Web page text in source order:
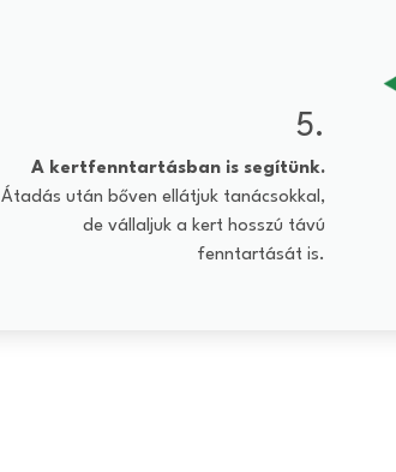
5.
A kertfenntartásban is segítünk.
Átadás után bőven ellátjuk tanácsokkal,
de vállaljuk a kert hosszú távú
fenntartását is.